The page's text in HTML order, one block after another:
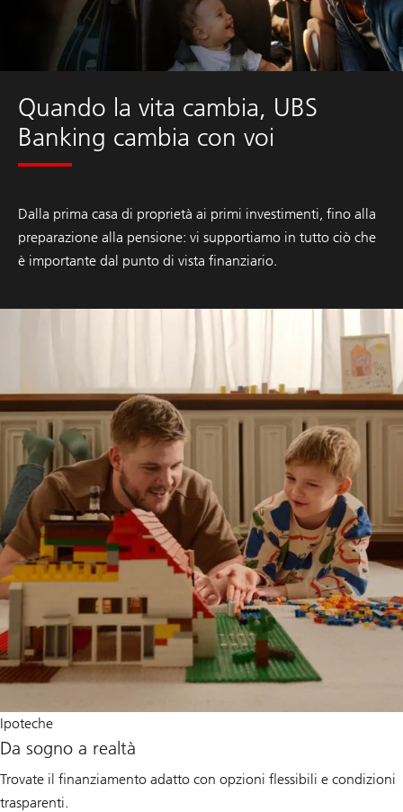
Quando la vita cambia, UBS
Banking cambia con voi
Dalla prima casa di proprietà ai primi investimenti, fino alla
preparazione alla pensione: vi supportiamo in tutto ciò che
è importante dal punto di vista finanziario.
Ipoteche
Da sogno a realtà
Trovate il finanziamento adatto con opzioni flessibili e condizioni
trasparenti.